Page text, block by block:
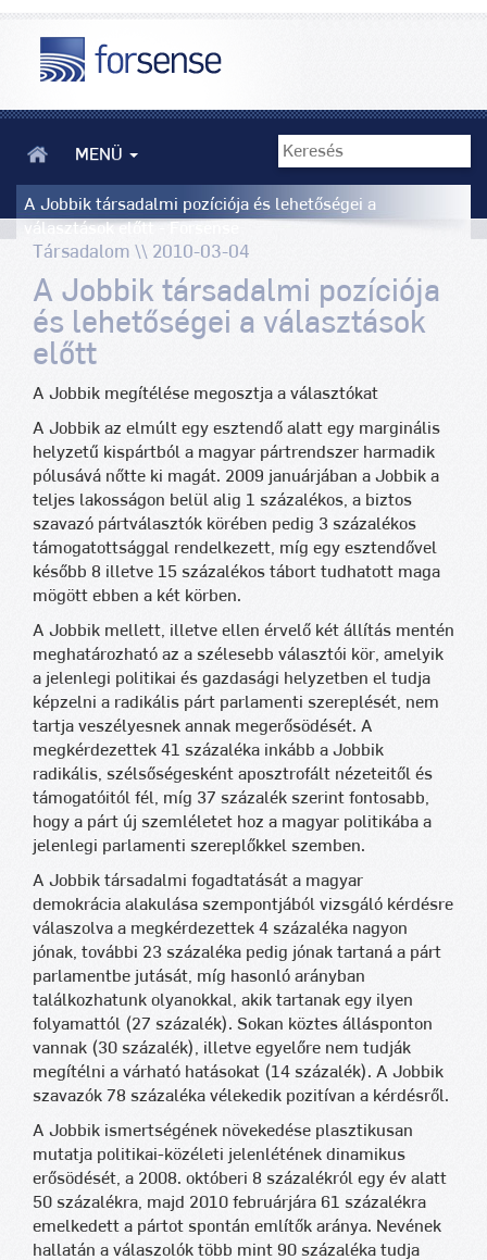
MENÜ
A Jobbik társadalmi pozíciója és lehetőségei a
választások előtt - Forsense
Társadalom \\ 2010-03-04
A Jobbik társadalmi pozíciója
és lehetőségei a választások
előtt
A Jobbik megítélése megosztja a választókat
A Jobbik az elmúlt egy esztendő alatt egy marginális
helyzetű kispártból a magyar pártrendszer harmadik
pólusává nőtte ki magát. 2009 januárjában a Jobbik a
teljes lakosságon belül alig 1 százalékos, a biztos
szavazó pártválasztók körében pedig 3 százalékos
támogatottsággal rendelkezett, míg egy esztendővel
később 8 illetve 15 százalékos tábort tudhatott maga
mögött ebben a két körben.
A Jobbik mellett, illetve ellen érvelő két állítás mentén
meghatározható az a szélesebb választói kör, amelyik
a jelenlegi politikai és gazdasági helyzetben el tudja
képzelni a radikális párt parlamenti szereplését, nem
tartja veszélyesnek annak megerősödését. A
megkérdezettek 41 százaléka inkább a Jobbik
radikális, szélsőségesként aposztrofált nézeteitől és
támogatóitól fél, míg 37 százalék szerint fontosabb,
hogy a párt új szemléletet hoz a magyar politikába a
jelenlegi parlamenti szereplőkkel szemben.
A Jobbik társadalmi fogadtatását a magyar
demokrácia alakulása szempontjából vizsgáló kérdésre
válaszolva a megkérdezettek 4 százaléka nagyon
jónak, további 23 százaléka pedig jónak tartaná a párt
parlamentbe jutását, míg hasonló arányban
találkozhatunk olyanokkal, akik tartanak egy ilyen
folyamattól (27 százalék). Sokan köztes állásponton
vannak (30 százalék), illetve egyelőre nem tudják
megítélni a várható hatásokat (14 százalék). A Jobbik
szavazók 78 százaléka vélekedik pozitívan a kérdésről.
A Jobbik ismertségének növekedése plasztikusan
mutatja politikai-közéleti jelenlétének dinamikus
erősödését, a 2008. októberi 8 százalékról egy év alatt
50 százalékra, majd 2010 februárjára 61 százalékra
emelkedett a pártot spontán említők aránya. Nevének
hallatán a válaszolók több mint 90 százaléka tudja